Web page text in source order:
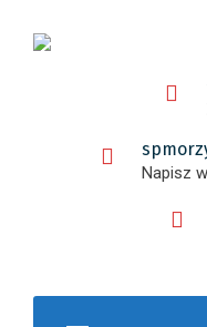
Napisz